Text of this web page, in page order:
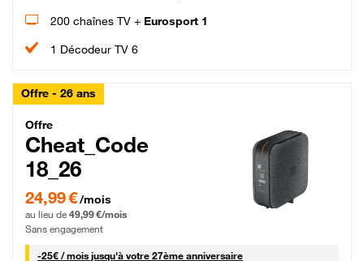
200 chaînes TV + Eurosport 1
1 Décodeur TV 6
Offre - 26 ans
Cheat_Code Fibre_18_26
Offre
Cheat_Code
18_26
24,99 € par mois pendant 0 mois puis 49,99 € par mois, Sans engagement
24,99 €/mois
au lieu de 49,99 €/mois
Sans engagement
-25€ / mois25 € par mois
jusqu'à votre 27ème anniversaire